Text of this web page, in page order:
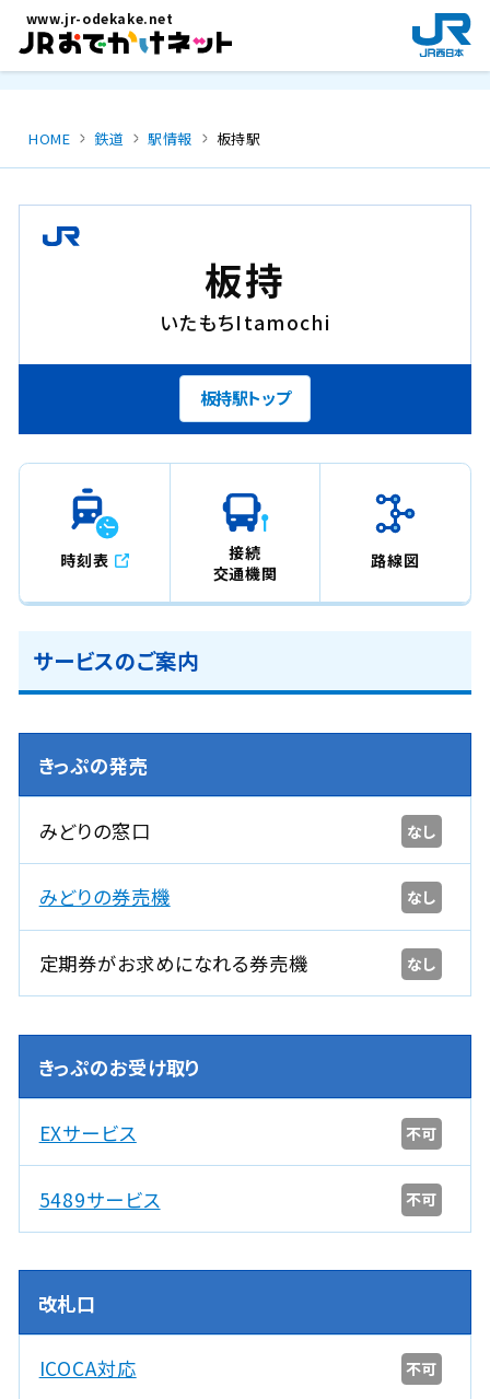
メインコンテンツにスキップ
www.jr-odekake.net
新
規
ウ
で
HOME 鉄道 駅情報 板持駅
板持
いたもちItamochi
板持駅トップ
時刻表
接続
交通機関
路線図
サービスのご案内
きっぷの発売
みどりの窓口 なし
みどりの券売機 なし
定期券がお求めになれる券売機 なし
きっぷのお受け取り
EXサービス 不可
5489サービス 不可
改札口
ICOCA対応 不可